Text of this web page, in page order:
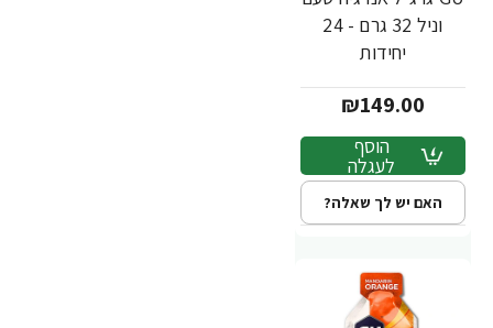
וניל 32 גרם - 24
יחידות
₪149.00
הוסף
לעגלה
האם יש לך שאלה?